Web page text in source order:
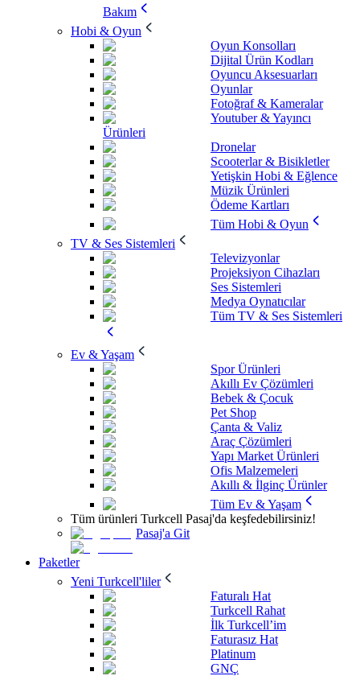
Bakım
Hobi & Oyun
Oyun Konsolları
Dijital Ürün Kodları
Oyuncu Aksesuarları
Oyunlar
Fotoğraf & Kameralar
Youtuber & Yayıncı
Ürünleri
Dronelar
Scooterlar & Bisikletler
Yetişkin Hobi & Eğlence
Müzik Ürünleri
Ödeme Kartları
Tüm Hobi & Oyun
TV & Ses Sistemleri
Televizyonlar
Projeksiyon Cihazları
Ses Sistemleri
Medya Oynatıcılar
Tüm TV & Ses Sistemleri
Ev & Yaşam
Spor Ürünleri
Akıllı Ev Çözümleri
Bebek & Çocuk
Pet Shop
Çanta & Valiz
Araç Çözümleri
Yapı Market Ürünleri
Ofis Malzemeleri
Akıllı & İlginç Ürünler
Tüm Ev & Yaşam
Tüm ürünleri Turkcell Pasaj'da keşfedebilirsiniz!
Pasaj'a Git
Paketler
Yeni Turkcell'liler
Faturalı Hat
Turkcell Rahat
İlk Turkcell’im
Faturasız Hat
Platinum
GNÇ